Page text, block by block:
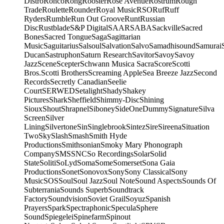
TradeRouletteRounderRoyal MusicRSORufRuff
RydersRumbleRun Out GrooveRuntRussian
DiscRustbladeS&P DigitalSAARSABASackvilleSacred
BonesSacred TongueSagaSagittarian
MusicSaguitariusSalsoulSalvationSalvoSamadhisoundSamurai
DucanSastruphonSaturn ResearchSavitorSavoySavoy
JazzSceneScepterSchwann Musica SacraScoreScotti
Bros.Scotti BrothersScreaming AppleSea Breeze JazzSecond
RecordsSecretly CanadianSeelie
CourtSERWEDSetalightShadyShakey
PicturesSharkSheffieldShimmy-DiscShining
SiouxShoutShrapnelSiboneySideOneDummySignatureSilva
ScreenSilver
LiningSilvertoneSinSinglebrookSintezSireSireenaSituation
TwoSkySlashSmashSmith Hyde
ProductionsSmithsonianSmoky Mary Phonograph
CompanySMSSNCSo RecordingsSolarSolid
StateSolitiSoLydSomaSomeSomersetSona Gaia
ProductionsSonetSonovoxSonySony ClassicalSony
MusicSOSSoulSoul JazzSoul NoteSound AspectsSounds Of
SubterraniaSounds SuperbSoundtrack
FactorySoundvisionSoviet GrailSoyuzSpanish
PrayersSparkSpectraphonicSpeculaSphere
SoundSpiegeleiSpinefarmSpinout